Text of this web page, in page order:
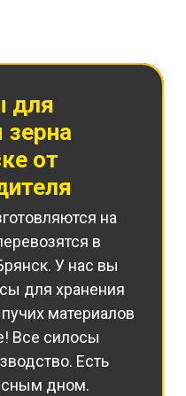
для
зерна
от
на
в
У нас вы
для хранения
материалов
Все силосы
Есть
дном.